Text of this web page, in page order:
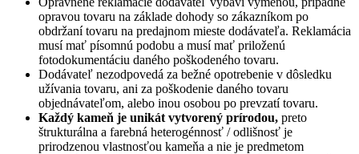
opravou tovaru na základe dohody so zákazníkom po
obdržaní tovaru na predajnom mieste dodávateľa. Reklamácia
musí mať písomnú podobu a musí mať priloženú
fotodokumentáciu daného poškodeného tovaru.
Dodávateľ nezodpovedá za bežné opotrebenie v dôsledku
užívania tovaru, ani za poškodenie daného tovaru
objednávateľom, alebo inou osobou po prevzatí tovaru.
Každý kameň je unikát vytvorený prírodou, preto
štrukturálna a farebná heterogénnosť / odlišnosť je
prirodzenou vlastnosťou kameňa a nie je predmetom